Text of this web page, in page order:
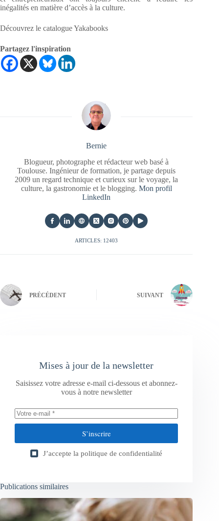
inégalités en matière d’accès à la culture.
Découvrez le catalogue Yakabooks
Partagez l'inspiration
Bernie
Blogueur, photographe et rédacteur web basé à
Toulouse. Ingénieur de formation, je partage depuis
2009 un regard technique et curieux sur le voyage, la
culture, la gastronomie et le blogging. Mon profil
LinkedIn
ARTICLES: 12403
PRÉCÉDENT SUIVANT
Mises à jour de la newsletter
Saisissez votre adresse e-mail ci-dessous et abonnez-
vous à notre newsletter
S’inscrire
J’accepte la politique de confidentialité
Publications similaires